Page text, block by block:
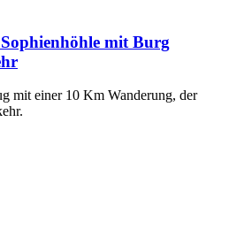
mit Burg
mit einer 10 Km Wanderung, der